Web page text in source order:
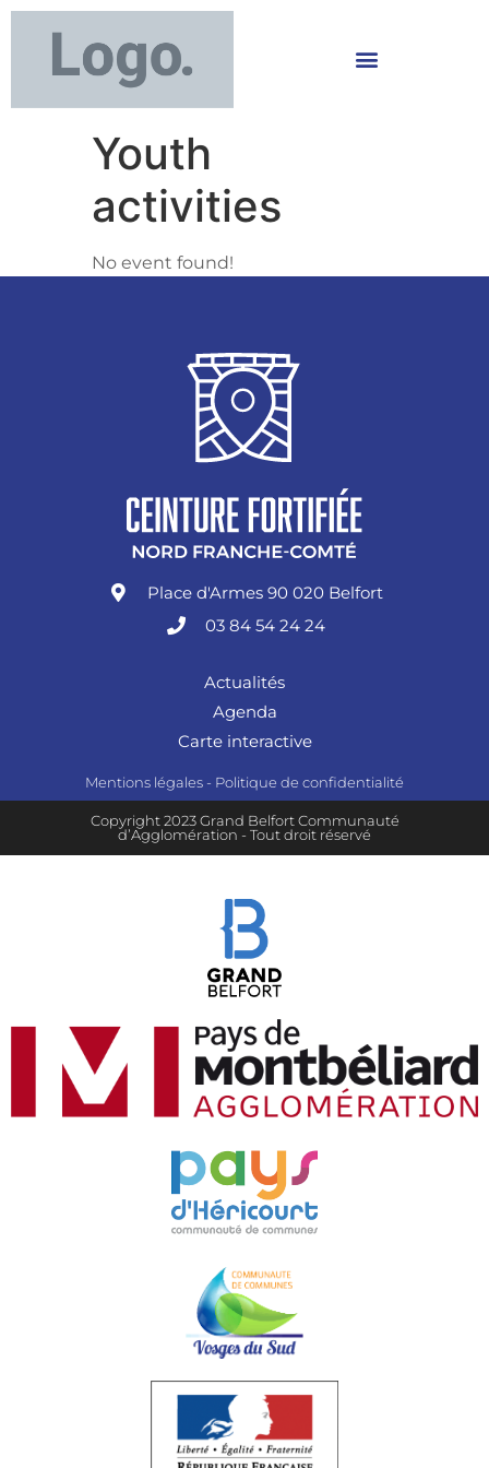
Youth
activities
No event found!
Place d'Armes 90 020 Belfort
03 84 54 24 24
Actualités
Agenda
Carte interactive
Mentions légales - Politique de confidentialité
Copyright 2023 Grand Belfort Communauté
d’Agglomération - Tout droit réservé